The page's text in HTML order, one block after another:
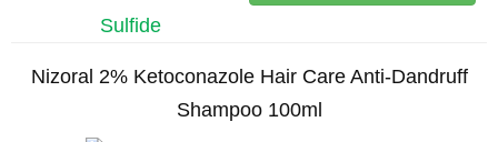
Nizoral 2% Ketoconazole Hair Care Anti-Dandruff
Shampoo 100ml